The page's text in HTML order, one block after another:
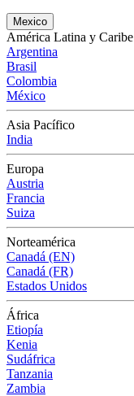
Mexico
América Latina y Caribe
Argentina
Brasil
Colombia
México
Asia Pacífico
India
Europa
Austria
Francia
Suiza
Norteamérica
Canadá (EN)
Canadá (FR)
Estados Unidos
África
Etiopía
Kenia
Sudáfrica
Tanzania
Zambia